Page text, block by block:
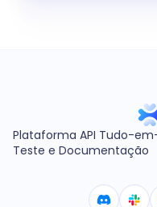
Plataforma API Tudo-
Teste e Documentação